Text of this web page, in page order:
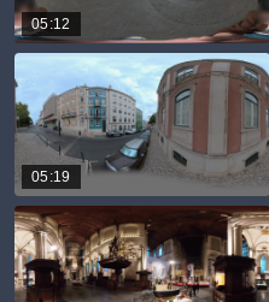
05:12
05:19